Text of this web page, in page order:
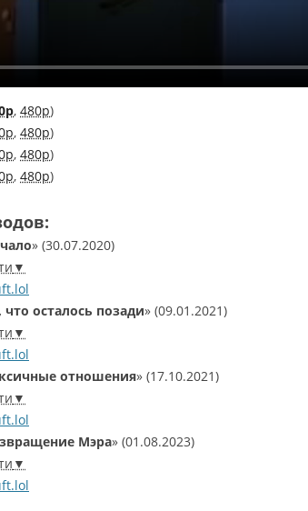
, 480p)
, 480p)
, 480p)
, 480p)
» (30.07.2020)
что осталось позади» (09.01.2021)
отношения» (17.10.2021)
Мэра» (01.08.2023)